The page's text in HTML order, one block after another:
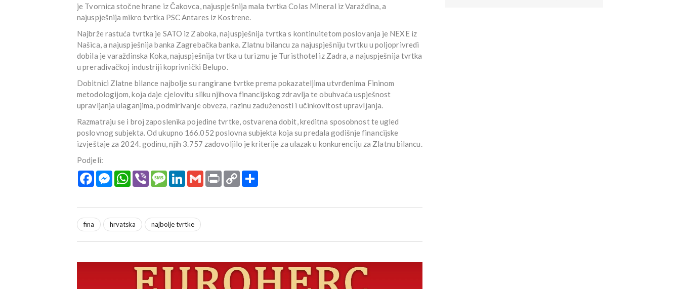
je Tvornica stočne hrane iz Čakovca, najuspješnija mala tvrtka Colas Mineral iz Varaždina, a
najuspješnija mikro tvrtka PSC Antares iz Kostrene.
Najbrže rastuća tvrtka je SATO iz Zaboka, najuspješnija tvrtka s kontinuitetom poslovanja je NEXE iz
Našica, a najuspješnija banka Zagrebačka banka. Zlatnu bilancu za najuspješniju tvrtku u poljoprivredi
dobila je varaždinska Koka, najuspješnija tvrtka u turizmu je Turisthotel iz Zadra, a najuspješnija tvrtka
u prerađivačkoj industriji koprivnički Belupo.
Dobitnici Zlatne bilance najbolje su rangirane tvrtke prema pokazateljima utvrđenima Fininom
metodologijom, koja daje cjelovitu sliku njihova financijskog zdravlja te obuhvaća uspješnost
upravljanja ulaganjima, podmirivanje obveza, razinu zaduženosti i učinkovitost upravljanja.
Razmatraju se i broj zaposlenika pojedine tvrtke, ostvarena dobit, kreditna sposobnost te ugled
poslovnog subjekta. Od ukupno 166.052 poslovna subjekta koja su predala godišnje financijske
izvještaje za 2024. godinu, njih 3.757 zadovoljilo je kriterije za ulazak u konkurenciju za Zlatnu bilancu.
Podjeli:
FacebookMessengerWhatsApp
Viber MessageLinkedInGmail Print Copy
Link
fina hrvatska najbolje tvrtke